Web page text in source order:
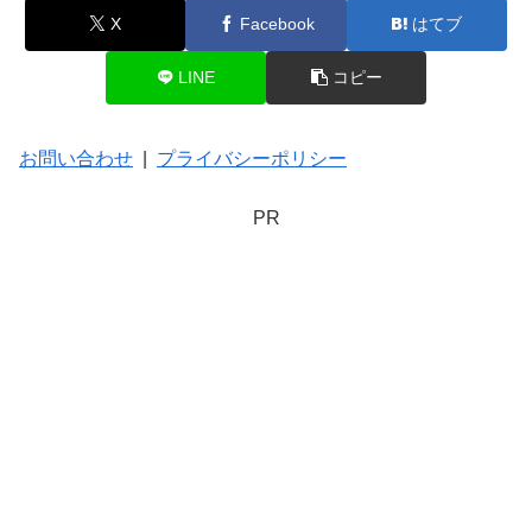
X Facebook はてブ
LINE コピー
お問い合わせ プライバシーポリシー
PR